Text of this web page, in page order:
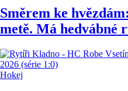
Směrem ke
metě. Má hedvábné
Hokej